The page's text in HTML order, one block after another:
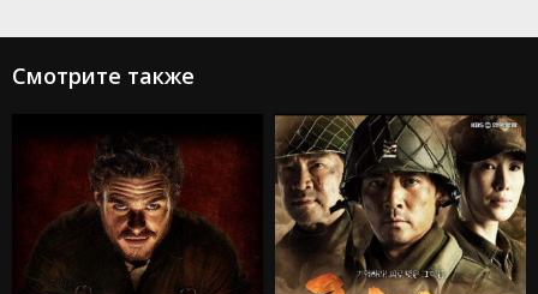
Смотрите также